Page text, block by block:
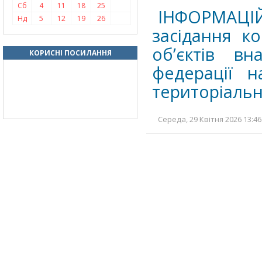
Сб 4 11 18
25
Нд
5 12 19 26
КОРИСНІ ПОСИЛАННЯ
засідання
об’єктів
федерації
Середа, 29 Квітня 2026